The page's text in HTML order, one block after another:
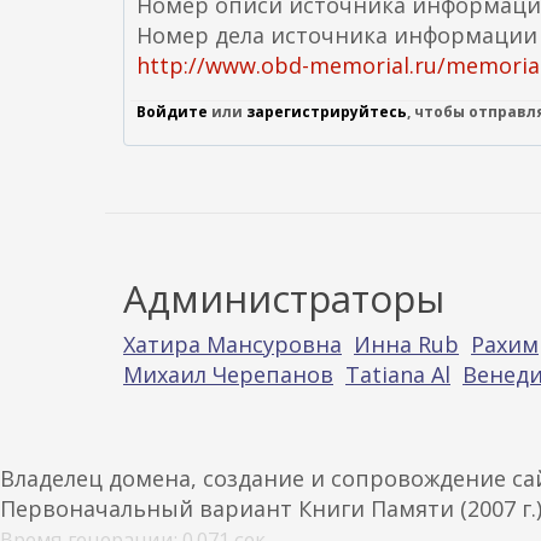
Номер дела источника информации
http://www.obd-memorial.ru/
Войдите или зарегистрируйтесь, чтобы
Администраторы
Хатира Мансуровна Инна Rub Рахим
Михаил Черепанов Tatiana Al
Владелец домена, создание и сопровождение
Первоначальный вариант Книги Памяти (2007